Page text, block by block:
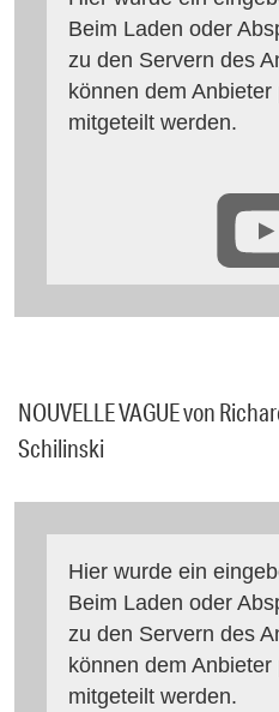
Beim Laden oder
zu den Servern des
können dem
mitgeteilt werden.
NOUVELLE VAGUE von
Schilinski
Hier wurde ein
Beim Laden oder
zu den Servern des
können dem
mitgeteilt werden.